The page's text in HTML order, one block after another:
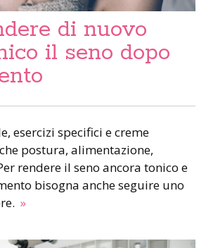
di nuovo
il seno dopo
esercizi specifici e creme
postura, alimentazione,
rendere il seno ancora tonico e
bisogna anche seguire uno
»